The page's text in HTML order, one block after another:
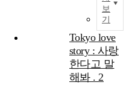
보
기
Tokyo love
story : 사랑
한다고 말
해봐 . 2